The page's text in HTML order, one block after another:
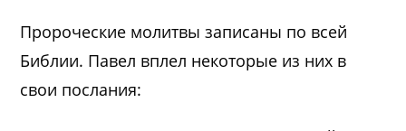
Пророческие молитвы записаны по всей
Библии. Павел вплел некоторые из них в
свои послания: